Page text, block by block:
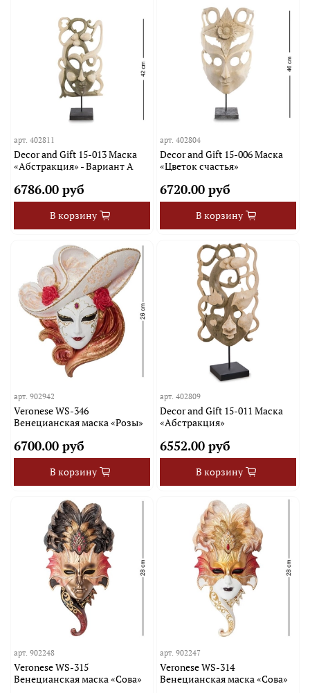
арт.402811
Decor and Gift 15-013 Маска
«Абстракция» - Вариант A
6786.00 руб
В корзину
арт. 402804
Decor and Gift 15-006 Маска
«Цветок счастья»
6720.00 руб
В корзину
арт.902942
Veronese WS-346
Венецианская маска «Розы»
6700.00 руб
В корзину
арт. 402809
Decor and Gift 15-011 Маска
«Абстракция»
6552.00 руб
В корзину
арт.902248
Veronese WS-315
Венецианская маска «Сова»
арт. 902247
Veronese WS-314
Венецианская маска «Сова»